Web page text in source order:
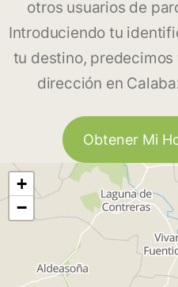
otros usuarios de
Introduciendo tu
tu destino,
dirección en
Obtener Mi
+
−